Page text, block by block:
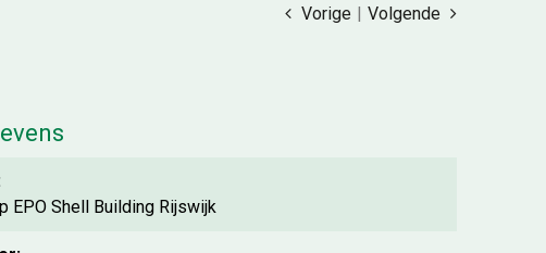
Volgende
|
Vorige
EPO Shell Building Rijswijk